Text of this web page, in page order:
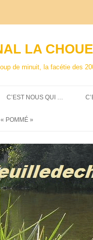
LA
de minuit, la facétie des
C’EST NOUS QUI …
POMMÉ »